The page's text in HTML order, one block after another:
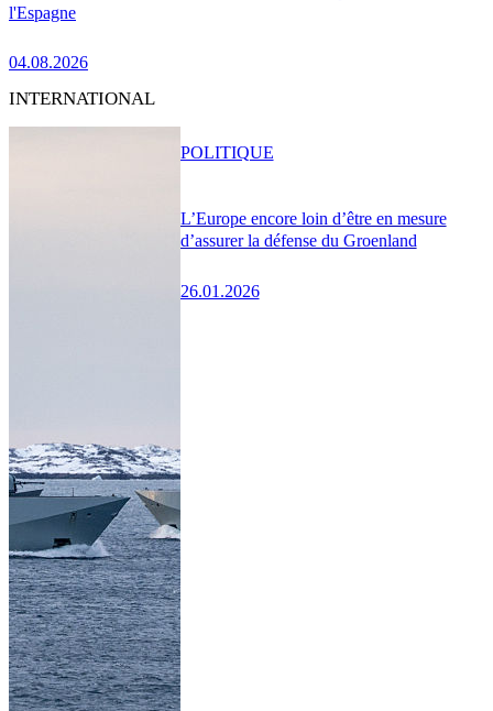
l'Espagne
04.08.2026
INTERNATIONAL
L’Europe encore loin d’être en mesure
d’assurer la défense du Groenland
26.01.2026
POLITIQUE